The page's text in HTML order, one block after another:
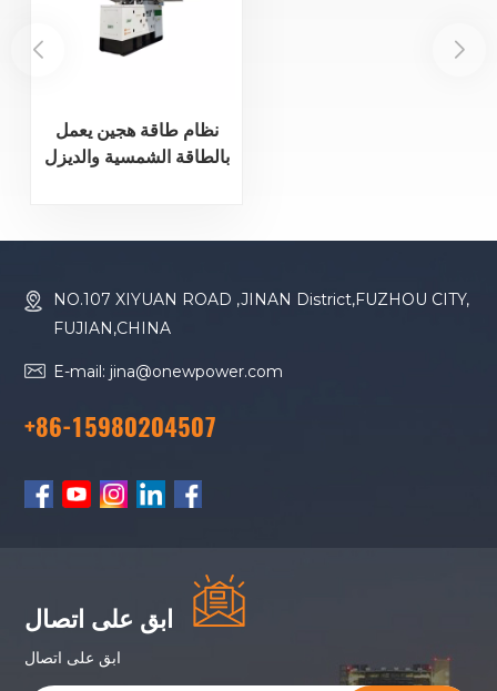
نظام طاقة هجين يعمل
بالطاقة الشمسية والديزل
للطي للاستخدام خارج
الصناعي
NO.107 XIYUAN ROAD ,JINAN District,FUZHOU CITY,
FUJIAN,CHINA
E-mail: jina@onewpower.com
+86-15980204507
ابق على اتصال
ابق على اتصال